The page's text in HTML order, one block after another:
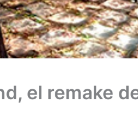
el remake